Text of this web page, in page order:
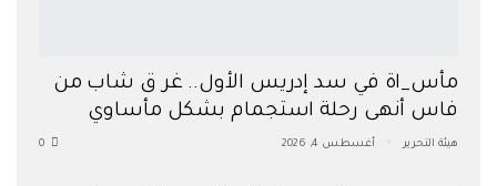
مأس_اة في سد إدريس الأول.. غر ق شاب من
فاس أنهى رحلة استجمام بشكل مأساوي
هيئة التحرير أغسطس 4, 2026